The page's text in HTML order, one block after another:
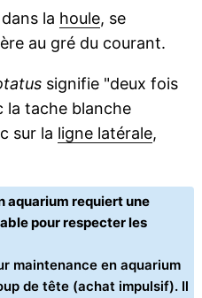
la houle, se
au gré du courant.
signifie "deux fois
la tache blanche
sur la ligne latérale,
aquarium requiert une
pour respecter les
maintenance en aquarium
de tête (achat impulsif). Il